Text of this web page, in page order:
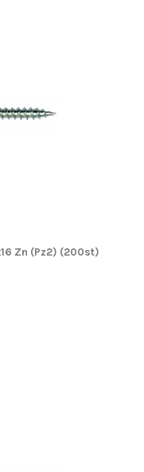
Zn (Pz2) (200st)